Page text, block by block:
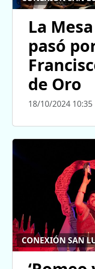
La
pasó
de Oro
18/10/2024 10:35
CONEXIÓN SAN